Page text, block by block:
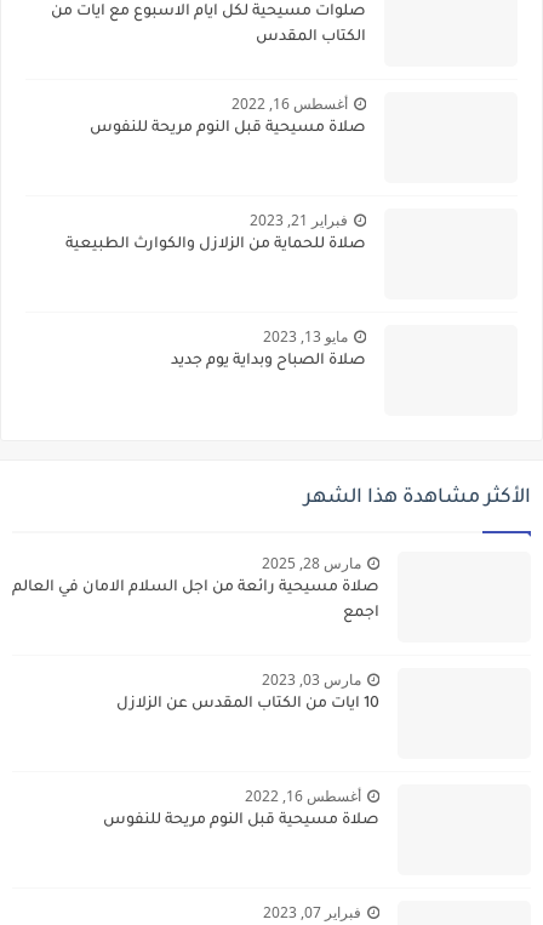
صلوات مسيحية لكل ايام الاسبوع مع ايات من
الكتاب المقدس
أغسطس 16, 2022
صلاة مسيحية قبل النوم مريحة للنفوس
فبراير 21, 2023
صلاة للحماية من الزلازل والكوارث الطبيعية
مايو 13, 2023
صلاة الصباح وبداية يوم جديد
الأكثر مشاهدة هذا الشهر
مارس 28, 2025
صلاة مسيحية رائعة من اجل السلام الامان في العالم
اجمع
مارس 03, 2023
10 ايات من الكتاب المقدس عن الزلازل
أغسطس 16, 2022
صلاة مسيحية قبل النوم مريحة للنفوس
فبراير 07, 2023